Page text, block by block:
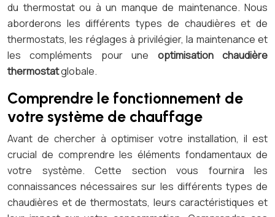
du thermostat ou à un manque de maintenance. Nous
aborderons les différents types de chaudières et de
thermostats, les réglages à privilégier, la maintenance et
les compléments pour une optimisation chaudière
thermostatglobale.
Comprendre le fonctionnement de
votre système de chauffage
Avant de chercher à optimiser votre installation, il est
crucial de comprendre les éléments fondamentaux de
votre système. Cette section vous fournira les
connaissances nécessaires sur les différents types de
chaudières et de thermostats, leurs caractéristiques et